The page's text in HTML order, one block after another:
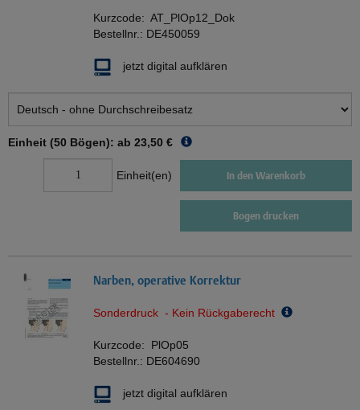
Kurzcode: AT_PlOp12_Dok
Bestellnr.: DE450059
jetzt digital aufklären
Einheit (50 Bögen): ab 23,50 €
Einheit(en) In den Warenkorb
Bogen drucken
Narben, operative Korrektur
Sonderdruck - Kein Rückgaberecht
Kurzcode: PlOp05
Bestellnr.: DE604690
jetzt digital aufklären